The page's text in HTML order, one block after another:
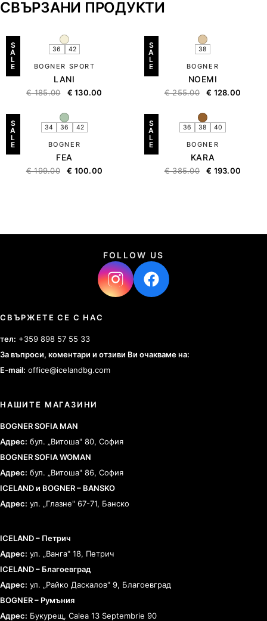
СВЪРЗАНИ ПРОДУКТИ
S
A
L
E
36 42
BOGNER SPORT
LANI
€185.00 € 130.00
S
A
L
E
38
BOGNER
NOEMI
€255.00 € 128.00
S
A
L
E
34 36 42
BOGNER
FEA
€199.00 € 100.00
S
A
L
E
36 38 40
BOGNER
KARA
€385.00 € 193.00
FOLLOW US
СВЪРЖЕТЕ СЕ С НАС
тел: +359 898 57 55 33
За въпроси, коментари и отзиви Ви очакваме на:
E-mail: office@icelandbg.com
НАШИТЕ МАГАЗИНИ
BOGNER SOFIA MAN
Адрес: бул. „Витоша" 80, София
BOGNER SOFIA WOMAN
Адрес: бул. „Витоша" 86, София
ICELAND и BOGNER – BANSKO
Адрес: ул. „Глазне" 67-71, Банско
ICELAND – Петрич
Адрес: ул. „Ванга" 18, Петрич
ICELAND – Благоевград
Адрес: ул. „Райко Даскалов" 9, Благоевград
BOGNER – Румъния
Адрес: Букурещ, Calea 13 Septembrie 90